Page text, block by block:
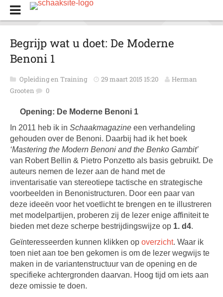
Begrijp wat u doet: De Moderne
Benoni 1
Opleiding en Training 29 maart 2015 15:20
Herman
Grooten
0
Opening: De Moderne Benoni 1
In 2011 heb ik in Schaakmagazine een verhandeling
gehouden over de Benoni. Daarbij had ik het boek
‘Mastering the Modern Benoni and the Benko Gambit’
van Robert Bellin & Pietro Ponzetto als basis gebruikt. De
auteurs nemen de lezer aan de hand met de
inventarisatie van stereotiepe tactische en strategische
voorbeelden in Benonistructuren. Door een paar van
deze ideeën voor het voetlicht te brengen en te illustreren
met modelpartijen, proberen zij de lezer enige affiniteit te
bieden met deze scherpe bestrijdingswijze op 1. d4.
Geïnteresseerden kunnen klikken op overzicht. Waar ik
toen niet aan toe ben gekomen is om de lezer wegwijs te
maken in de variantenstructuur van de opening en de
specifieke achtergronden daarvan. Hoog tijd om iets aan
deze omissie te doen.